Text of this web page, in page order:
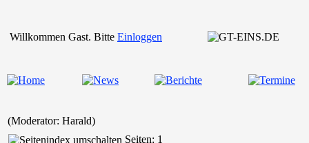
Willkommen Gast. Bitte Einloggen
(Moderator: Harald)
Seiten: 1